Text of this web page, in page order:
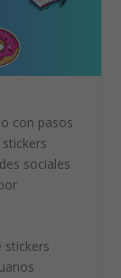
con pasos
stickers
sociales
stickers